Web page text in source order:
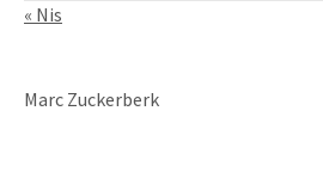
« Nis
Marc Zuckerberk